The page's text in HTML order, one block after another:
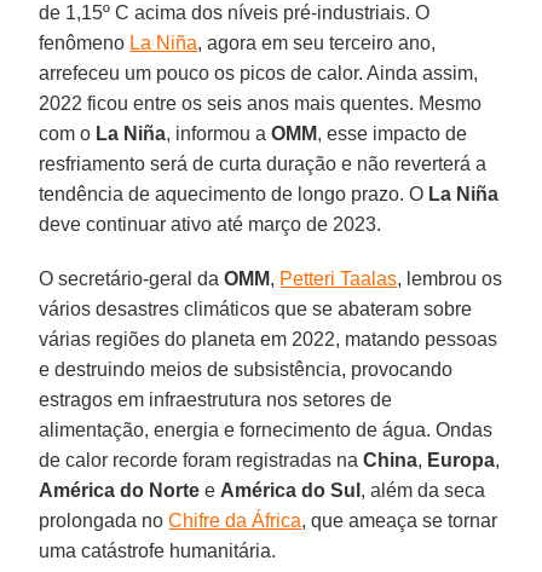
de 1,15º C acima dos níveis pré-industriais. O
fenômeno La Niña, agora em seu terceiro ano,
arrefeceu um pouco os picos de calor. Ainda assim,
2022 ficou entre os seis anos mais quentes. Mesmo
com o La Niña, informou aOMM, esse impacto de
resfriamento será de curta duração e não reverterá a
tendência de aquecimento de longo prazo. O La Niña
deve continuar ativo até março de 2023.
O secretário-geral daOMM, Petteri Taalas, lembrou os
vários desastres climáticos que se abateram sobre
várias regiões do planeta em 2022, matando pessoas
e destruindo meios de subsistência, provocando
estragos em infraestrutura nos setores de
alimentação, energia e fornecimento de água. Ondas
de calor recorde foram registradas naChina, Europa,
América do Norte e América do Sul , além da seca
prolongada noChifre da África, que ameaça se tornar
uma catástrofe humanitária.